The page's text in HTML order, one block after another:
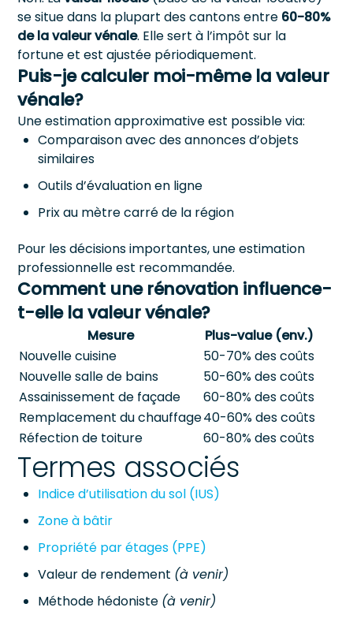
se situe dans la plupart des cantons entre 60-80%
de la valeur vénale. Elle sert à l’impôt sur la
fortune et est ajustée périodiquement.
Puis-je calculer moi-même la valeur
vénale?
Une estimation approximative est possible via:
Comparaison avec des annonces d’objets
similaires
Outils d’évaluation en ligne
Prix au mètre carré de la région
Pour les décisions importantes, une estimation
professionnelle est recommandée.
Comment une rénovation influence-
t-elle la valeur vénale?
Mesure
Plus-value (env.)
Nouvelle cuisine
50-70% des coûts
Nouvelle salle de bains
50-60% des coûts
Assainissement de façade
60-80% des coûts
Remplacement du chauffage40-60% des coûts
Réfection de toiture
60-80% des coûts
Termes associés
Indice d’utilisation du sol (IUS)
Zone à bâtir
Propriété par étages (PPE)
Valeur de rendement (à venir)
Méthode hédoniste (à venir)